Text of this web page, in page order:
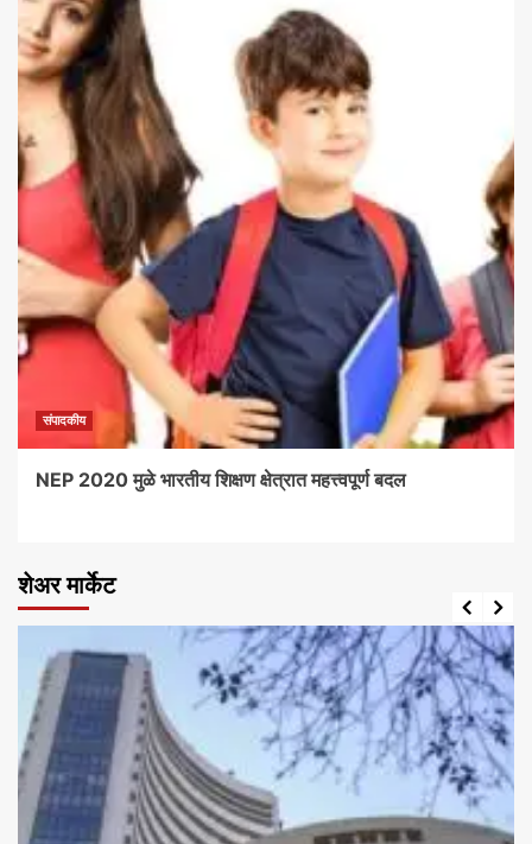
संपादकीय
NEP 2020 मुळे भारतीय शिक्षण क्षेत्रात महत्त्वपूर्ण बदल
शेअर मार्केट